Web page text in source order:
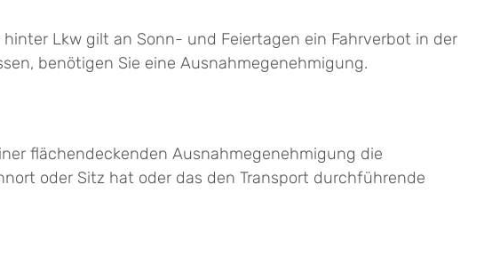
Lkw gilt an Sonn- und Feiertagen ein Fahrverbot in der
benötigen Sie eine Ausnahmegenehmigung.
flächendeckenden Ausnahmegenehmigung die
oder Sitz hat oder das den Transport durchführende